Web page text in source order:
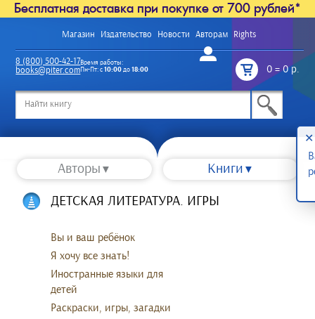
Бесплатная доставка при покупке от 700 рублей*
Магазин Издательство Новости Авторам Rights
Войти
0=0 р.
8 (800) 500-42-17
books@piter.com
Время работы:
Пн-Пт: с10:00до18:00
Авторы
Книги
ДЕТСКАЯ ЛИТЕРАТУРА. ИГРЫ
Вы и ваш ребёнок
Я хочу все знать!
Иностранные языки для
детей
Раскраски, игры, загадки
✕